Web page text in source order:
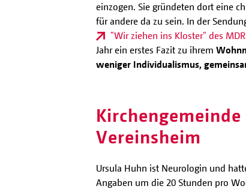
einzogen. Sie gründeten dort eine
für andere da zu sein. In der
"Wir ziehen ins Kloster" des
Jahr ein erstes Fazit zu ihrem
weniger Individualismus,
Vereinsheim
Ursula Huhn ist Neurologin und
Angaben um die 20 Stunden pro